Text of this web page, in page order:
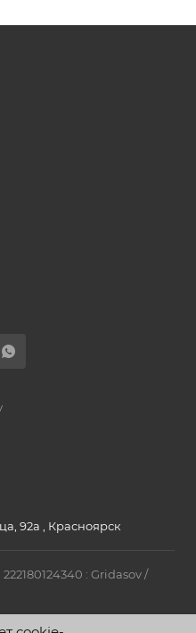
92а , Красноярск​
: Gridasov /